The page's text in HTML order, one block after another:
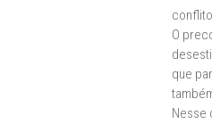
O
que
Nesse